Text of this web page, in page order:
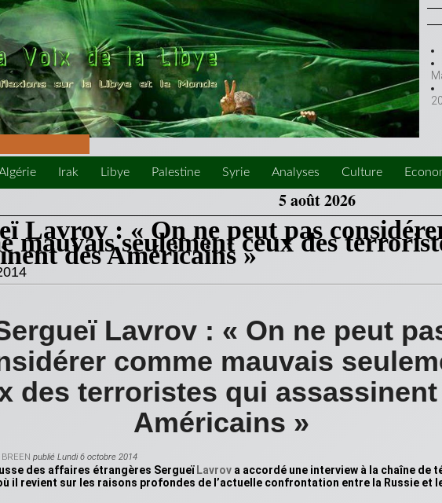
Irak Libye Palestine Syrie Analyses Culture
5 août 2026
Lavrov : « On ne peut pas
mauvais seulement ceux des
des Américains »
Lavrov : « On ne peut
comme mauvais
des terroristes qui
Américains »
publié Lundi 6 octobre 2014
des affaires étrangères Sergueï Lavrov a accordé une interview à la chaîne de
il revient sur les raisons profondes de l’actuelle confrontation entre la Russie et